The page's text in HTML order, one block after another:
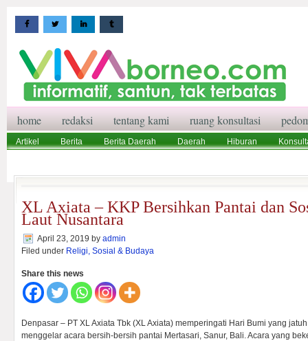
home redaksi tentang kami ruang konsultasi
Artikel Berita Berita Daerah Daerah Hiburan
XL Axiata – KKP Bersihkan Pantai dan
Laut Nusantara
April 23, 2019 by admin
Filed under Religi, Sosial & Budaya
Share this news
Denpasar – PT XL Axiata Tbk (XL Axiata) memperingati Hari Bumi yang
menggelar acara bersih-bersih pantai Mertasari, Sanur, Bali. Acara yang